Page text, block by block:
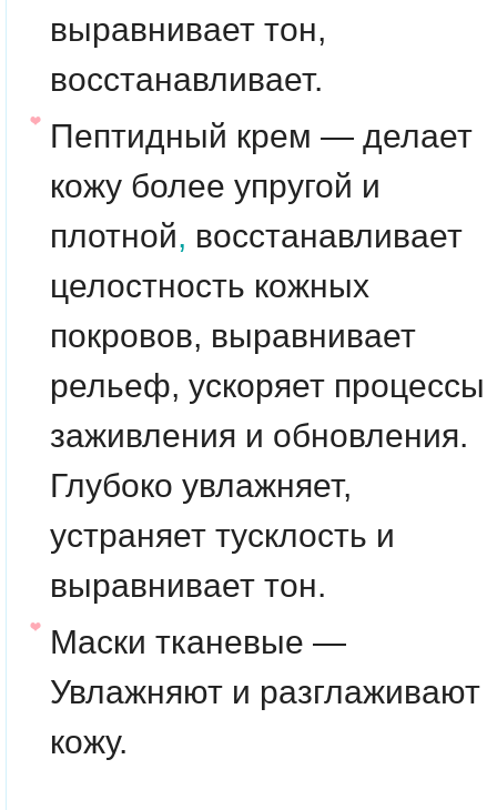
выравнивает тон,
восстанавливает.
Пептидный крем — делает
кожу более упругой и
плотной, восстанавливает
целостность кожных
покровов, выравнивает
рельеф, ускоряет процессы
заживления и обновления.
Глубоко увлажняет,
устраняет тусклость и
выравнивает тон.
Маски тканевые —
Увлажняют и разглаживают
кожу.